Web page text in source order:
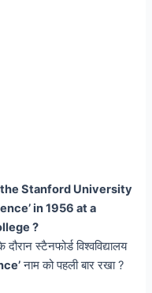
Stanford University
in 1956 at a
?
स्टैनफोर्ड विश्वविद्यालय
नाम को पहली बार रखा ?